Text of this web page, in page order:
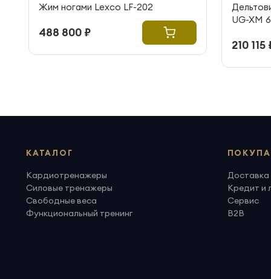
Жим ногами Lexco LF-202
488 800 ₽
UG-XM
210 115
КАТАЛОГ
Кардиотренажеры
Силовые тренажеры
Свободные веса
Функциональный тренинг
Доставка
Кредит и
Сервис
B2B